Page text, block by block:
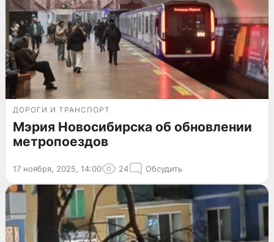
ДОРОГИ И ТРАНСПОРТ
Мэрия Новосибирска об обновлении
метропоездов
17 ноября, 2025, 14:00 24 Обсудить